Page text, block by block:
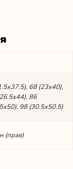
68 (23х40),
86
98 (30.5х50.5)
(прав)